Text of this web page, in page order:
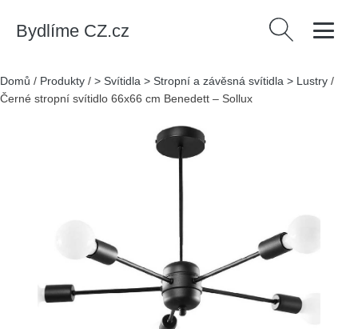
Bydlíme CZ.cz Vyhledávání
Domů / Produkty / > Svítidla > Stropní a závěsná svítidla > Lustry /
Černé stropní svítidlo 66x66 cm Benedett – Sollux